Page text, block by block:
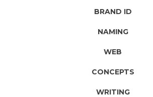
BRAND ID
NAMING
WEB
CONCEPTS
WRITING